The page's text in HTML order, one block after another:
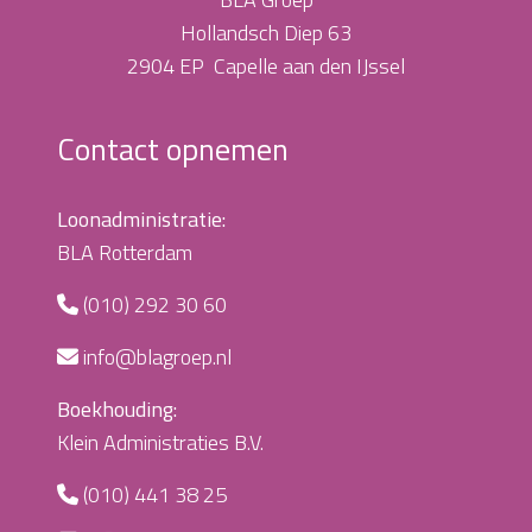
Hollandsch Diep 63
2904 EP Capelle aan den IJssel
Contact opnemen
Loonadministratie:
BLA Rotterdam
(010) 292 30 60
info@blagroep.nl
Boekhouding:
Klein Administraties B.V.
(010) 441 38 25